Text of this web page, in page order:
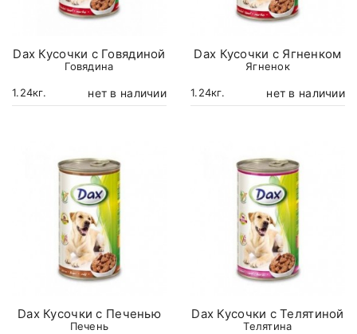
Dax Кусочки с Говядиной
Говядина
1.24кг. нет в наличии
Dax Кусочки с Ягненком
Ягненок
1.24кг. нет в наличии
Dax Кусочки с Печенью
Печень
Dax Кусочки с Телятиной
Телятина